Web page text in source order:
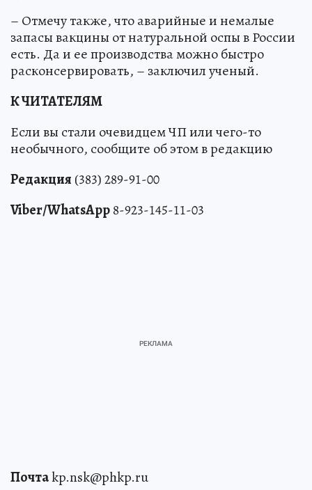
– Отмечу также, что аварийные и немалые
запасы вакцины от натуральной оспы в России
есть. Да и ее производства можно быстро
расконсервировать, – заключил ученый.
К ЧИТАТЕЛЯМ
Если вы стали очевидцем ЧП или чего-то
необычного, сообщите об этом в редакцию
Редакция (383) 289-91-00
Viber/WhatsApp8-923-145-11-03
Почтаkp.nsk@phkp.ru